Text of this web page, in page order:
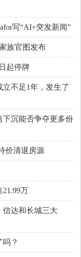
写“AI+突发新闻”
族官图发布
起停牌
不足1年，发生了
下沉能否争夺更多份
价清退房源
万
信达和长城三大
？